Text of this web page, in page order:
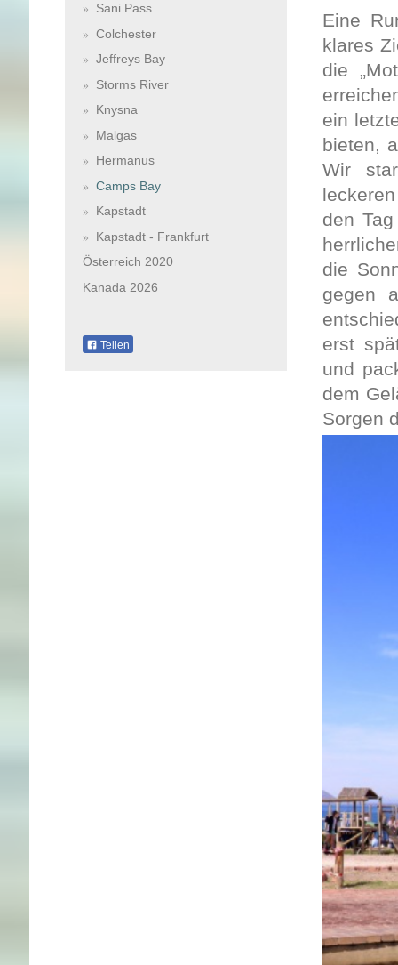
Eine
klares
die
ein
bieten,
Wir
den
die
gegen
erst
und
dem
Sorgen
Sani Pass
Colchester
Jeffreys Bay
Storms River
Knysna
Malgas
Hermanus
Camps Bay
Kapstadt
Kapstadt - Frankfurt
Österreich 2020
Kanada 2026
Teilen